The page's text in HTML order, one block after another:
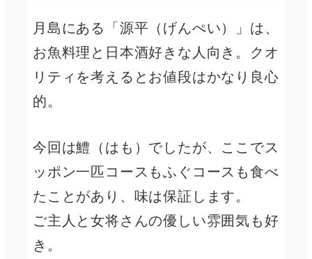
月島にある「源平（げんぺい）」は、
お魚料理と日本酒好きな人向き。クオ
リティを考えるとお値段はかなり良心
的。
今回は鱧（はも）でしたが、ここでス
ッポン一匹コースもふぐコースも食べ
たことがあり、味は保証します。
ご主人と女将さんの優しい雰囲気も好
き。